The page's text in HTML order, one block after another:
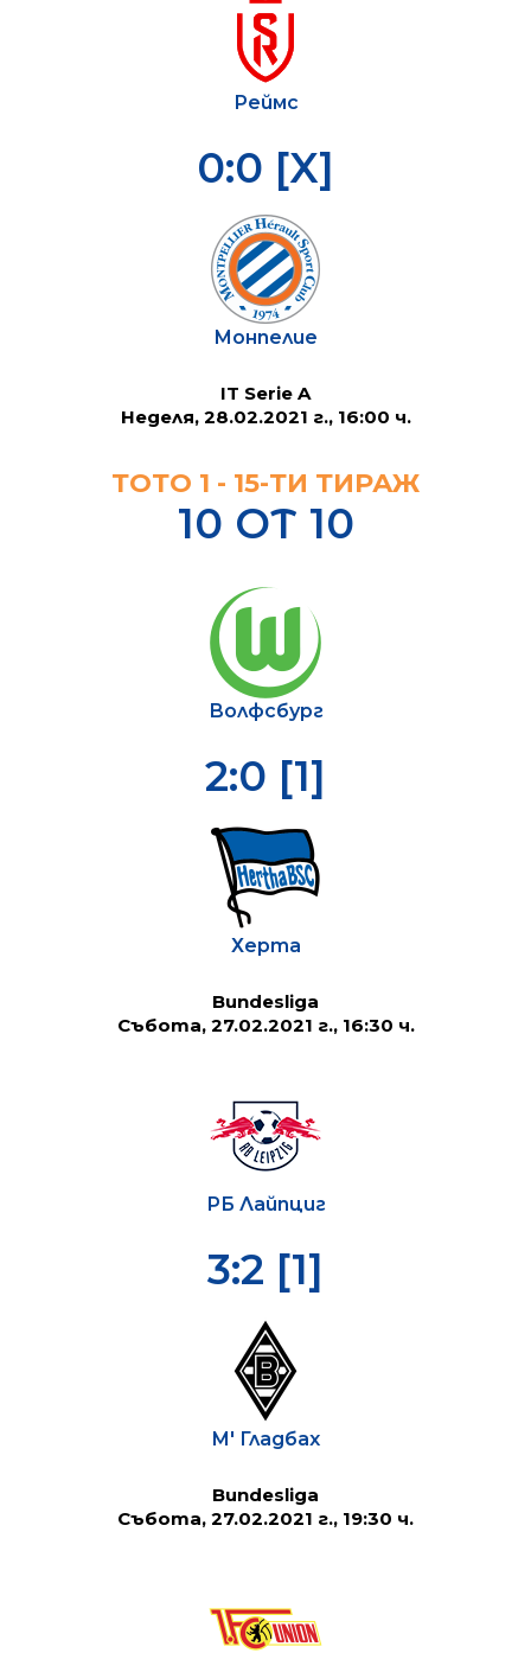
Реймс
0:0 [X]
Монпелие
IT Serie A
Неделя, 28.02.2021 г., 16:00 ч.
ТОТО 1 - 15-ТИ ТИРАЖ
10 ОТ 10
Волфсбург
2:0 [1]
Херта
Bundesliga
Събота, 27.02.2021 г., 16:30 ч.
РБ Лайпциг
3:2 [1]
М' Гладбах
Bundesliga
Събота, 27.02.2021 г., 19:30 ч.